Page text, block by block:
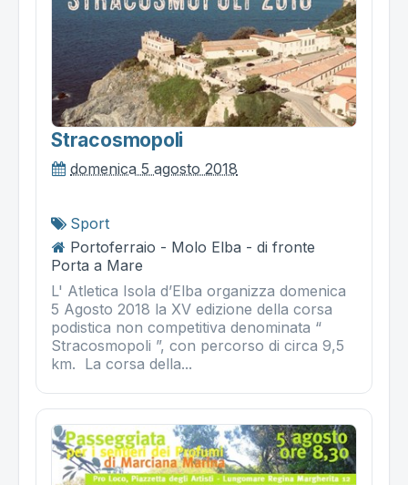
Stracosmopoli
domenica 5 agosto 2018
Sport
Portoferraio - Molo Elba - di fronte
Porta a Mare
L' Atletica Isola d’Elba organizza domenica
5 Agosto 2018 la XV edizione della corsa
podistica non competitiva denominata “
Stracosmopoli ”, con percorso di circa 9,5
km. La corsa della...